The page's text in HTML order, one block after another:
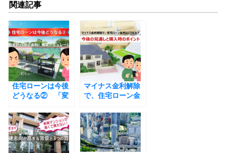
c
e
b
o
o
k
関連記事
住宅ローンは今後
どうなる② 「変
利」徹底シミュレ
ーション
マイナス金利解除
で、住宅ローン金
後の見通しと購入
時のポイント